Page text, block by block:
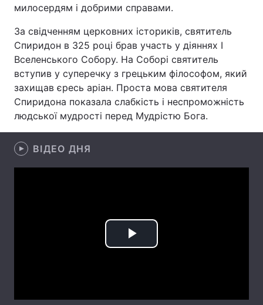
Україна Політика
Економіка Світ
Спорт Наука
Зброя Інциденти
Здоров'я Туризм
Статті
Архів Вакансії
милосердям і добрими справами.
За свідченням церковних істориків, святитель
Спиридон в 325 році брав участь у діяннях I
Вселенського Собору. На Соборі святитель
вступив у суперечку з грецьким філософом, який
захищав єресь аріан. Проста мова святителя
Спиридона показала слабкість і неспроможність
людської мудрості перед Мудрістю Бога.
ВІДЕО ДНЯ
Play